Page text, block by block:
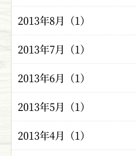
2013年8月（1）
2013年7月（1）
2013年6月（1）
2013年5月（1）
2013年4月（1）